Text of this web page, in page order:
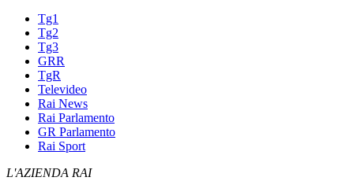
Tg1
Tg2
Tg3
GRR
TgR
Televideo
Rai News
Rai Parlamento
GR Parlamento
Rai Sport
L'AZIENDA RAI